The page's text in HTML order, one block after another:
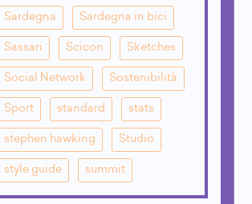
Sardegna Sardegna in bici
Sassari Scicon Sketches
Social Network Sostenibilità
Sport standard stats
stephen hawking Studio
style guide summit